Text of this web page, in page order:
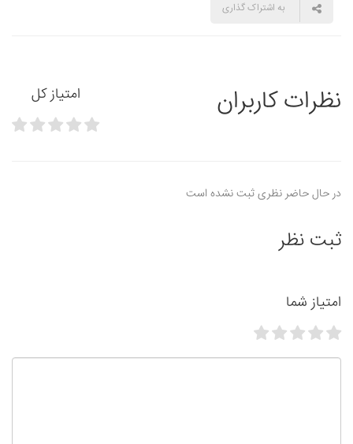
به اشتراک گذاری
نظرات کاربران امتیاز کل
در حال حاضر نظری ثبت نشده است
ثبت نظر
امتیاز شما